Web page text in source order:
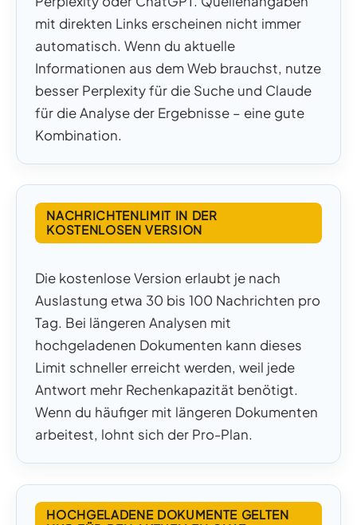
mit direkten Links erscheinen nicht immer
automatisch. Wenn du aktuelle
Informationen aus dem Web brauchst, nutze
besser Perplexity für die Suche und Claude
für die Analyse der Ergebnisse – eine gute
Kombination.
NACHRICHTENLIMIT IN DER
KOSTENLOSEN VERSION
Die kostenlose Version erlaubt je nach
Auslastung etwa 30 bis 100 Nachrichten pro
Tag. Bei längeren Analysen mit
hochgeladenen Dokumenten kann dieses
Limit schneller erreicht werden, weil jede
Antwort mehr Rechenkapazität benötigt.
Wenn du häufiger mit längeren Dokumenten
arbeitest, lohnt sich der Pro-Plan.
HOCHGELADENE DOKUMENTE GELTEN